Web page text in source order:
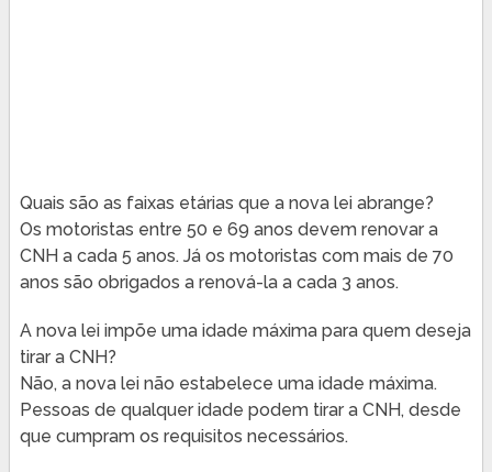
Quais são as faixas etárias que a nova lei abrange?
Os motoristas entre 50 e 69 anos devem renovar a
CNH a cada 5 anos. Já os motoristas com mais de 70
anos são obrigados a renová-la a cada 3 anos.
A nova lei impõe uma idade máxima para quem deseja
tirar a CNH?
Não, a nova lei não estabelece uma idade máxima.
Pessoas de qualquer idade podem tirar a CNH, desde
que cumpram os requisitos necessários.